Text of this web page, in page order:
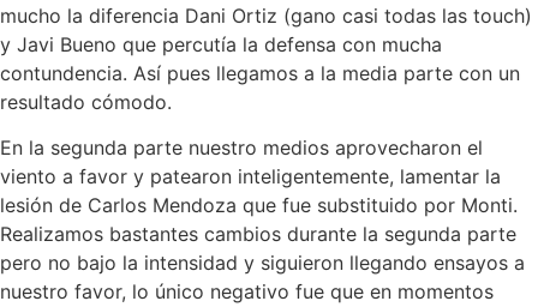
mucho la diferencia Dani Ortiz (gano casi todas las touch)
y Javi Bueno que percutía la defensa con mucha
contundencia. Así pues llegamos a la media parte con un
resultado cómodo.
En la segunda parte nuestro medios aprovecharon el
viento a favor y patearon inteligentemente, lamentar la
lesión de Carlos Mendoza que fue substituido por Monti.
Realizamos bastantes cambios durante la segunda parte
pero no bajo la intensidad y siguieron llegando ensayos a
nuestro favor, lo único negativo fue que en momentos